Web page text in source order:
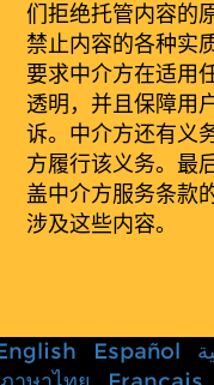
们拒绝托管内容的
禁止内容的各种实
要求中介方在适用
透明，并且保障用
诉。中介方还有义
方履行该义务。最
盖中介方服务条款
涉及这些内容。
Español